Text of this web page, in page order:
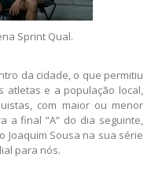
Sprint Qual.
da cidade, o que permitiu
atletas e a população local,
com maior ou menor
a final “A” do dia seguinte,
Joaquim Sousa na sua série
para nós.